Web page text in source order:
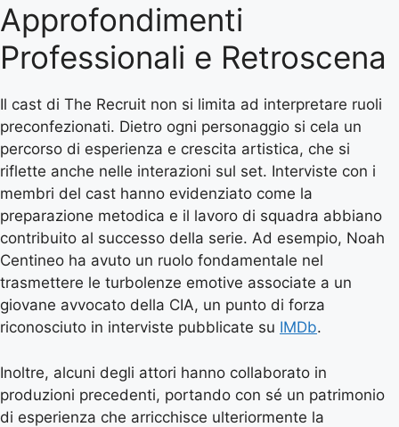
Approfondimenti
Professionali e Retroscena
Il cast di The Recruit non si limita ad interpretare ruoli
preconfezionati. Dietro ogni personaggio si cela un
percorso di esperienza e crescita artistica, che si
riflette anche nelle interazioni sul set. Interviste con i
membri del cast hanno evidenziato come la
preparazione metodica e il lavoro di squadra abbiano
contribuito al successo della serie. Ad esempio, Noah
Centineo ha avuto un ruolo fondamentale nel
trasmettere le turbolenze emotive associate a un
giovane avvocato della CIA, un punto di forza
riconosciuto in interviste pubblicate su IMDb.
Inoltre, alcuni degli attori hanno collaborato in
produzioni precedenti, portando con sé un patrimonio
di esperienza che arricchisce ulteriormente la